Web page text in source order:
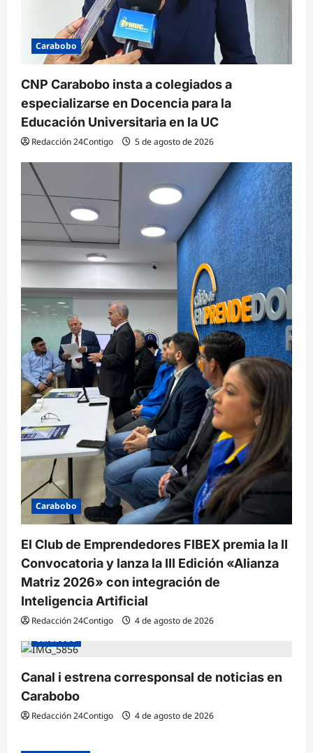
Carabobo
CNP Carabobo insta a colegiados a
especializarse en Docencia para la
Educación Universitaria en la UC
Redacción 24Contigo 5 de agosto de 2026
Carabobo
El Club de Emprendedores FIBEX premia la II
Convocatoria y lanza la III Edición «Alianza
Matriz 2026» con integración de
Inteligencia Artificial
Redacción 24Contigo
4 de agosto de 2026
Carabobo
Canal i estrena corresponsal de noticias en
Carabobo
Redacción 24Contigo 4 de agosto de 2026